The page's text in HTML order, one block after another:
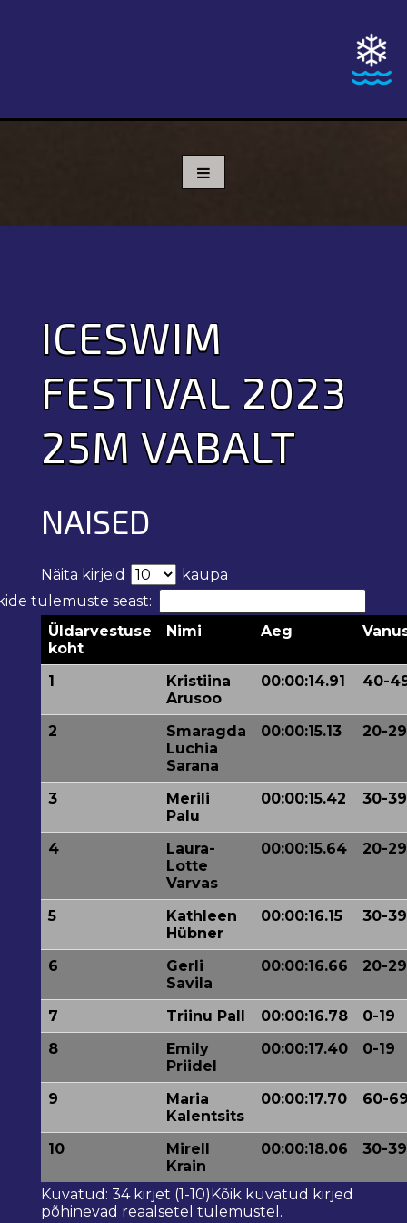
ICESWIM
FESTIVAL 2023
25M VABALT
NAISED
Näita kirjeid
kaupa
tulemuste seast:
Üldarvestuse
koht
Nimi Aeg
1
Kristiina
Arusoo
00:00:14.91 40-
2
Smaragda
Luchia
Sarana
00:00:15.13 20-29
3
Merili
Palu
00:00:15.42 30-39
4
Laura-
Lotte
Varvas
00:00:15.64 20-29
5
Kathleen
Hübner
00:00:16.15 30-39
6
Gerli
Savila
00:00:16.66 20-29
7 Triinu Pall 00:00:16.78
0-19
8
Emily
Priidel
00:00:17.40 0-19
9
Maria
Kalentsits
00:00:17.70 60-
10
Mirell
Krain
00:00:18.06 30-39
Kuvatud: 34 kirjet (1-10)Kõik kuvatud kirjed
põhinevad reaalsetel tulemustel.